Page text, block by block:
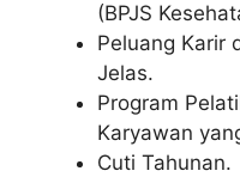
(BPJS
Peluang Karir
Jelas.
Program
Karyawan
Cuti Tahunan.